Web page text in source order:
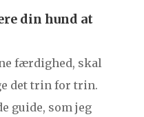
din hund at
færdighed, skal
det trin for trin.
guide, som jeg